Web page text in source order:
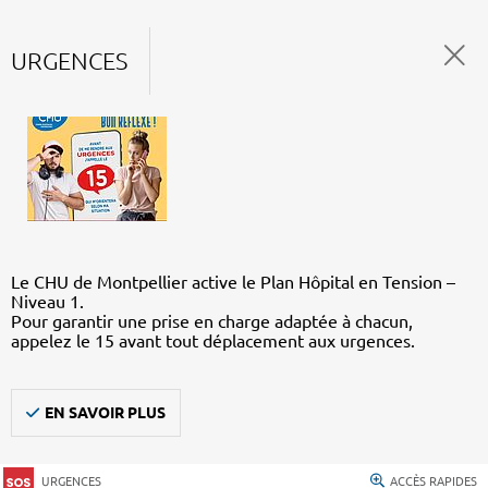
URGENCES
Le CHU de Montpellier active le Plan Hôpital en Tension –
Niveau 1.
Pour garantir une prise en charge adaptée à chacun,
appelez le 15 avant tout déplacement aux urgences.
EN SAVOIR PLUS
URGENCES ACCÈS RAPIDES